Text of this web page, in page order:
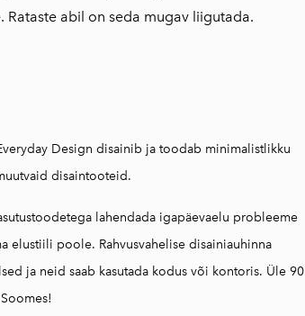
Rataste abil on seda mugav liigutada.
Design disainib ja toodab minimalistlikku
disaintooteid.
lahendada igapäevaelu probleeme
elustiili poole. Rahvusvahelise disainiauhinna
ja neid saab kasutada kodus või kontoris. Üle 90